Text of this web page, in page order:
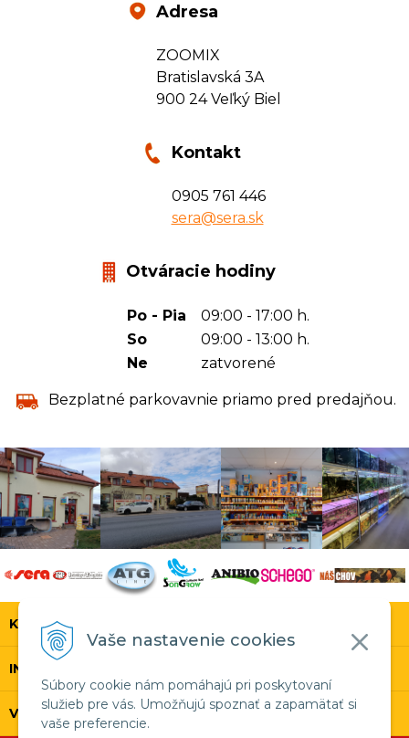
Vaše nastavenie cookies
Súbory cookie nám pomáhajú pri poskytovaní
služieb pre vás. Umožňujú spoznať a zapamätať si
vaše preferencie.
Adresa
ZOOMIX
Bratislavská 3A
900 24 Veľký Biel
Kontakt
0905 761 446
sera@sera.sk
Otváracie hodiny
Po - Pia
09:00 - 17:00 h.
So
09:00 - 13:00 h.
Ne
zatvorené
Bezplatné parkovavnie priamo pred predajňou.
KONTAKT
INFOLINKA
VŠETKO O NÁKUPE